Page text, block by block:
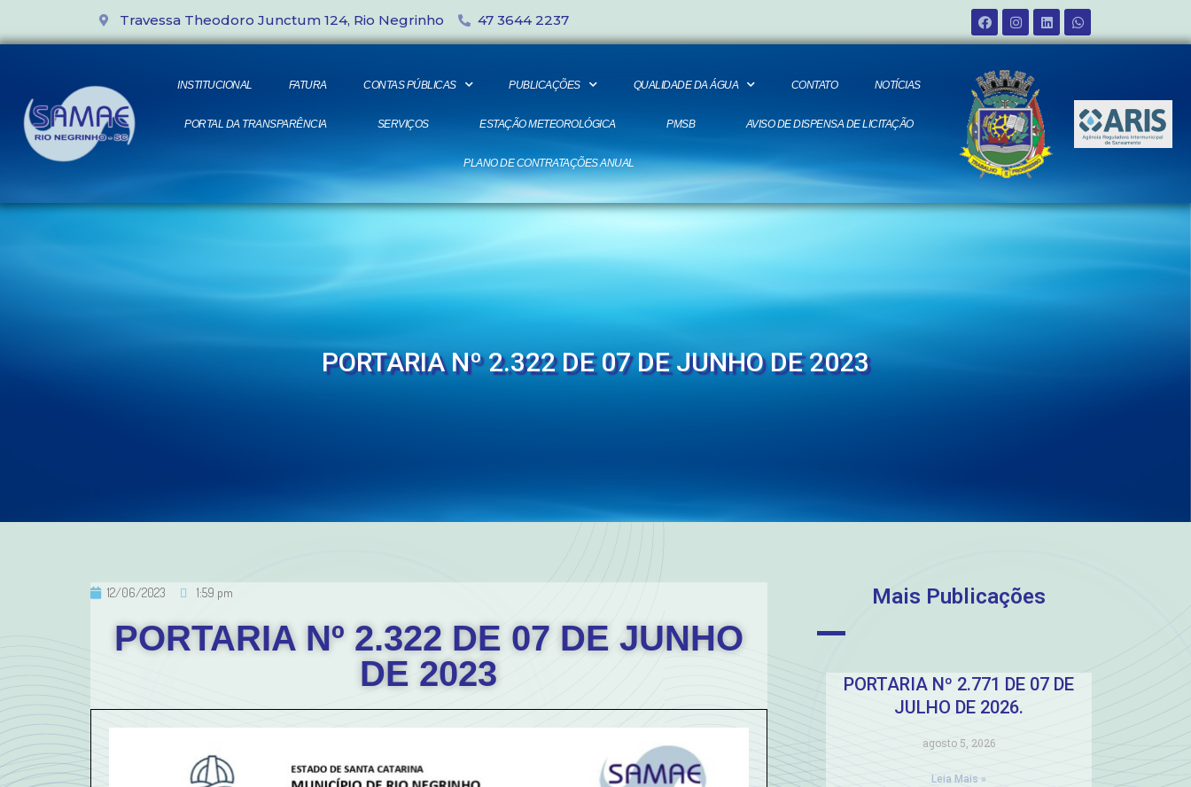
Travessa Theodoro Junctum 124, Rio Negrinho 47 3644 2237
INSTITUCIONAL FATURA CONTAS PÚBLICAS PUBLICAÇÕES QUALIDADE DA ÁGUA CONTATO NOTÍCIAS
PORTAL DA TRANSPARÊNCIA SERVIÇOS ESTAÇÃO METEOROLÓGICA PMSB AVISO DE DISPENSA DE LICITAÇÃO
PLANO DE CONTRATAÇÕES ANUAL
PORTARIA Nº 2.322 DE 07 DE JUNHO DE 2023
12/06/2023 1:59 pm
PORTARIA Nº 2.322 DE 07 DE JUNHO
DE 2023
Mais Publicações
PORTARIA Nº 2.771 DE 07 DE
JULHO DE 2026.
agosto 5, 2026
Leia Mais »